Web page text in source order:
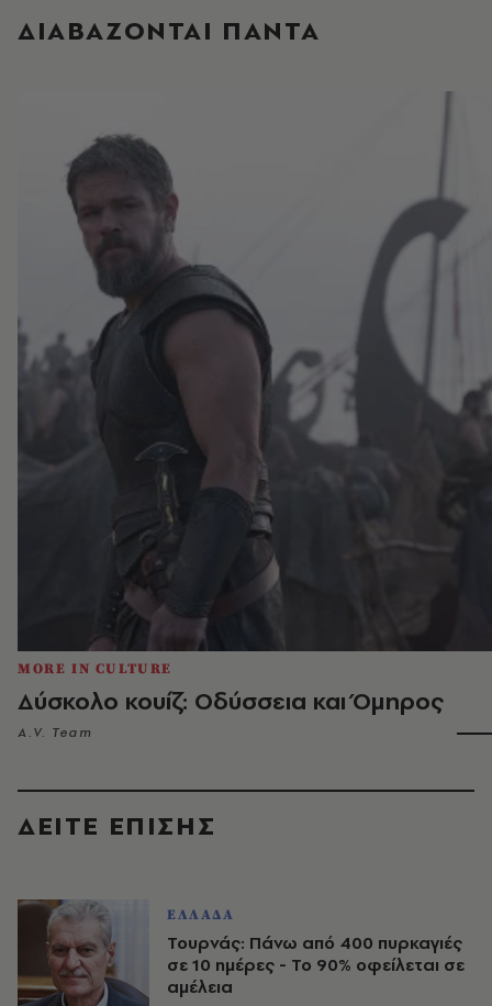
ΔΙΑΒΑΖΟΝΤΑΙ ΠΑΝΤΑ
MORE IN CULTURE
Δύσκολο κουίζ: Οδύσσεια και Όμηρος
A.V. Team
ΔΕΙΤΕ ΕΠΙΣΗΣ
ΕΛΛΑΔΑ
Τουρνάς: Πάνω από 400 πυρκαγιές
σε 10 ημέρες - Το 90% οφείλεται σε
αμέλεια